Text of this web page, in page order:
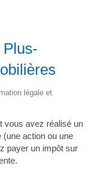
légale et
vous avez réalisé un
(une action ou une
payer un impôt sur